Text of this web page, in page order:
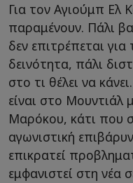
Για τον Αγιούμπ Ελ
παραμένουν. Πάλι
δεν επιτρέπεται για
δεινότητα, πάλι
στο τι θέλει να
είναι στο Μουντιάλ
Μαρόκου, κάτι που
αγωνιστική
επικρατεί
εμφανιστεί στη νέα